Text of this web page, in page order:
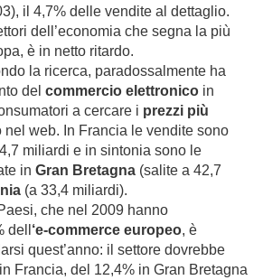
il 4,7% delle vendite al dettaglio.
dell’economia che segna la più
è in netto ritardo.
la ricerca, paradossalmente ha
del commercio elettronico in
a cercare i prezzi più
nel web. In Francia le vendite sono
miliardi e in sintonia sono le
in Gran Bretagna (salite a 42,7
(a 33,4 miliardi).
che nel 2009 hanno
dell ‘e-commerce europeo, è
quest’anno: il settore dovrebbe
Francia, del 12,4% in Gran Bretagna